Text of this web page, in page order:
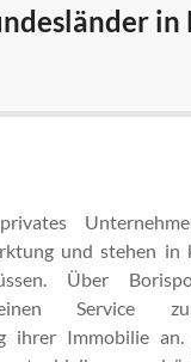
in
und stehen in
Über
Service
ihrer Immobilie